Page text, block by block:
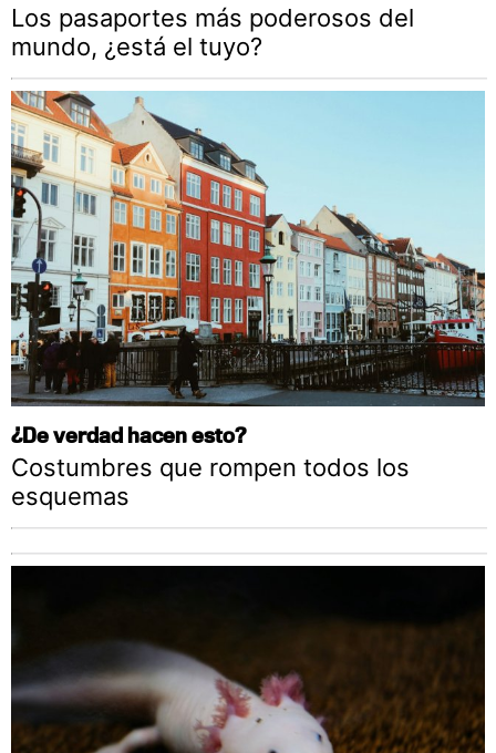
Los pasaportes más poderosos del
mundo, ¿está el tuyo?
¿De verdad hacen esto?
Costumbres que rompen todos los
esquemas